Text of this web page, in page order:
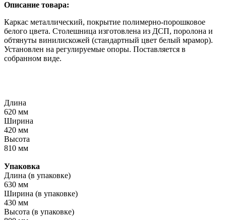
Описание товара:
Каркас металлический, покрытие полимерно-порошковое
белого цвета. Столешница изготовлена из ДСП, поролона и
обтянуты винилискожей (стандартный цвет белый мрамор).
Установлен на регулируемые опоры. Поставляется в
собранном виде.
Длина
620 мм
Ширина
420 мм
Высота
810 мм
Упаковка
Длина (в упаковке)
630 мм
Ширина (в упаковке)
430 мм
Высота (в упаковке)